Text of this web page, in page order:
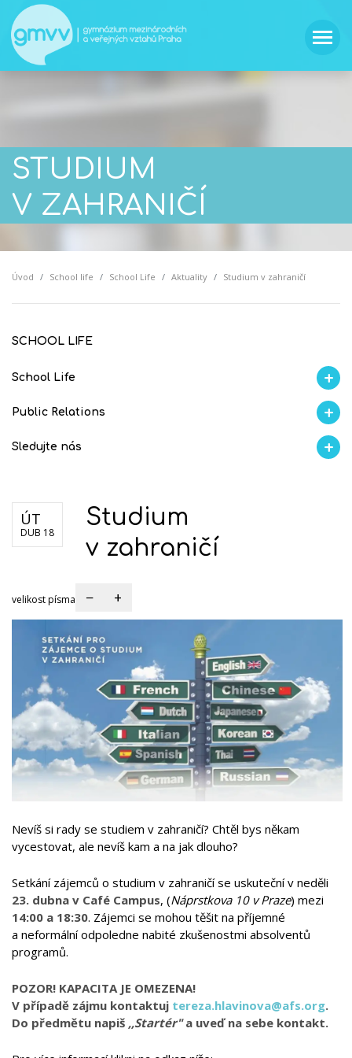
STUDIUM
V ZAHRANIČÍ
Úvod School life School Life Aktuality Studium v zahraničí
SCHOOL LIFE
School Life
Aktuality Proběhlo na GMVV AI Ambasador
Public Relations
Školní magazín REFRESH Soutěže
Sledujte nás
ÚT
DUB 18
Studium
v zahraničí
velikost písma − +
Nevíš si rady se studiem v zahraničí? Chtěl bys někam
vycestovat, ale nevíš kam a na jak dlouho?
Setkání zájemců o studium v zahraničí se uskuteční v neděli
23. dubna v Café Campus, (Náprstkova 10 v Praze) mezi
14:00 a 18:30. Zájemci se mohou těšit na příjemné
a neformální odpoledne nabité zkušenostmi absolventů
programů.
POZOR! KAPACITA JE OMEZENA!
V případě zájmu kontaktuj tereza.hlavinova@afs.org.
Do předmětu napiš ,,Startér"a uveď na sebe kontakt.